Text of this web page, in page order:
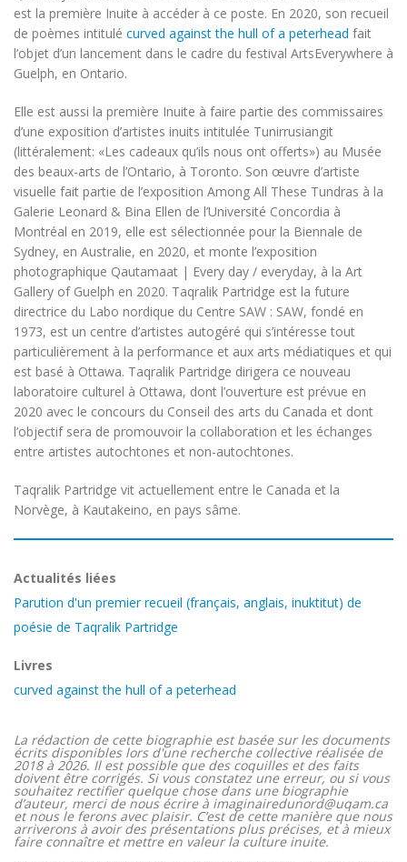
est la première Inuite à accéder à ce poste. En 2020, son recueil
de poèmes intitulé curved against the hull of a peterhead fait
l’objet d’un lancement dans le cadre du festival ArtsEverywhere à
Guelph, en Ontario.
Elle est aussi la première Inuite à faire partie des commissaires
d’une exposition d’artistes inuits intitulée Tunirrusiangit
(littéralement: «Les cadeaux qu’ils nous ont offerts») au Musée
des beaux-arts de l’Ontario, à Toronto. Son œuvre d’artiste
visuelle fait partie de l’exposition Among All These Tundras à la
Galerie Leonard & Bina Ellen de l’Université Concordia à
Montréal en 2019, elle est sélectionnée pour la Biennale de
Sydney, en Australie, en 2020, et monte l’exposition
photographique Qautamaat | Every day / everyday, à la Art
Gallery of Guelph en 2020. Taqralik Partridge est la future
directrice du Labo nordique du Centre SAW : SAW, fondé en
1973, est un centre d’artistes autogéré qui s’intéresse tout
particulièrement à la performance et aux arts médiatiques et qui
est basé à Ottawa. Taqralik Partridge dirigera ce nouveau
laboratoire culturel à Ottawa, dont l’ouverture est prévue en
2020 avec le concours du Conseil des arts du Canada et dont
l’objectif sera de promouvoir la collaboration et les échanges
entre artistes autochtones et non-autochtones.
Taqralik Partridge vit actuellement entre le Canada et la
Norvège, à Kautakeino, en pays sâme.
Actualités liées
Parution d'un premier recueil (français, anglais, inuktitut) de
poésie de Taqralik Partridge
Livres
curved against the hull of a peterhead
La rédaction de cette biographie est basée sur les documents
écrits disponibles lors d'une recherche collective réalisée de
2018 à 2026. Il est possible que des coquilles et des faits
doivent être corrigés. Si vous constatez une erreur, ou si vous
souhaitez rectifier quelque chose dans une biographie
d’auteur, merci de nous écrire à imaginairedunord@uqam.ca
et nous le ferons avec plaisir. C’est de cette manière que nous
arriverons à avoir des présentations plus précises, et à mieux
faire connaître et mettre en valeur la culture inuite.